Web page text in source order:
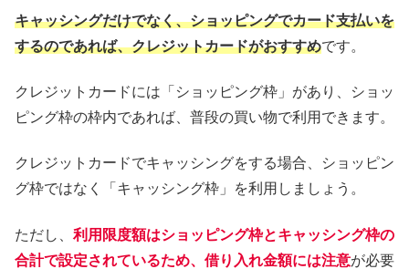
キャッシングだけでなく、ショッピングでカード支払いを
するのであれば、クレジットカードがおすすめです。
クレジットカードには「ショッピング枠」があり、ショッ
ピング枠の枠内であれば、普段の買い物で利用できます。
クレジットカードでキャッシングをする場合、ショッピン
グ枠ではなく「キャッシング枠」を利用しましょう。
ただし、 利用限度額はショッピング枠とキャッシング枠の
合計で設定されているため、借り入れ金額には注意が必要